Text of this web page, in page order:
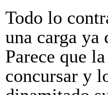
Todo lo
una carga ya
Parece que
concursar y